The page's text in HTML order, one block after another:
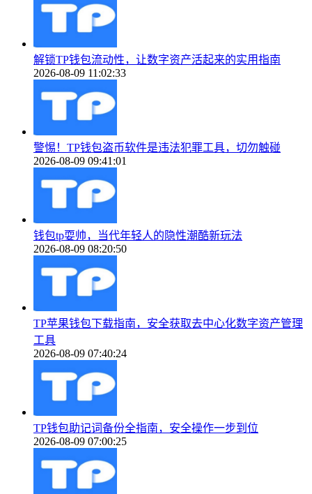
解锁TP钱包流动性，让数字资产活起来的实用指南
2026-08-09 11:02:33
警惕！TP钱包盗币软件是违法犯罪工具，切勿触碰
2026-08-09 09:41:01
钱包tp耍帅，当代年轻人的隐性潮酷新玩法
2026-08-09 08:20:50
TP苹果钱包下载指南，安全获取去中心化数字资产管理
工具
2026-08-09 07:40:24
TP钱包助记词备份全指南，安全操作一步到位
2026-08-09 07:00:25